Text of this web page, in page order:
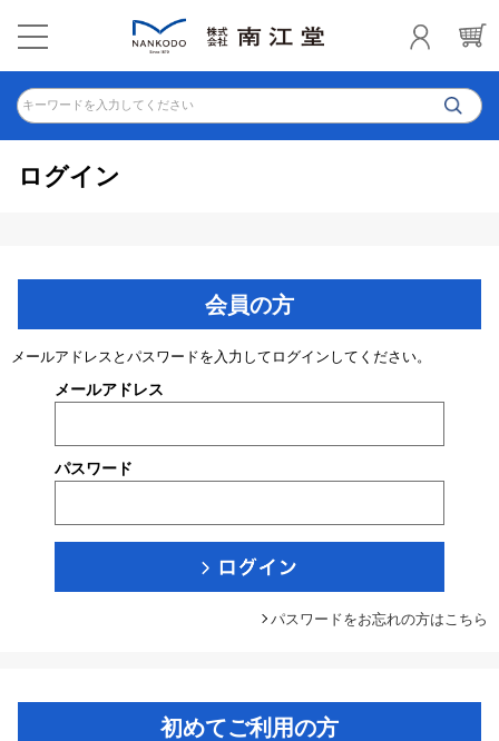
キーワードを入力してください
ログイン
会員の方
メールアドレスとパスワードを入力してログインしてください。
メールアドレス
パスワード
パスワードをお忘れの方はこちら
初めてご利用の方